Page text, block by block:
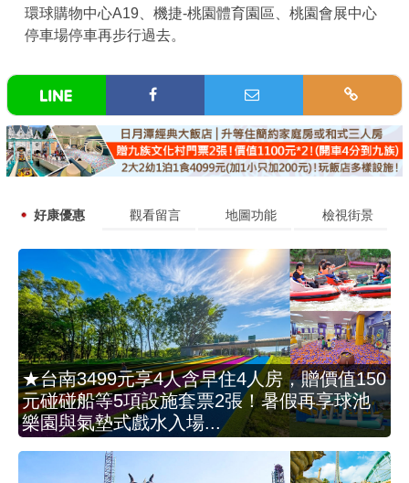
環球購物中心A19、機捷-桃園體育園區、桃園會展中心
停車場停車再步行過去。
好康優惠 觀看留言 地圖功能 檢視街景
★台南3499元享4人含早住4人房，贈價值150
元碰碰船等5項設施套票2張！暑假再享球池
樂園與氣墊式戲水入場...